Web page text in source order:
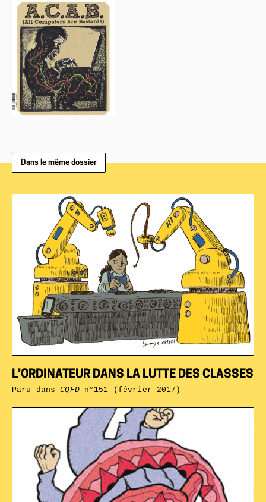
Dans le même dossier
L’ORDINATEUR DANS LA LUTTE DES CLASSES
Paru dansCQFDn°151 (février 2017)